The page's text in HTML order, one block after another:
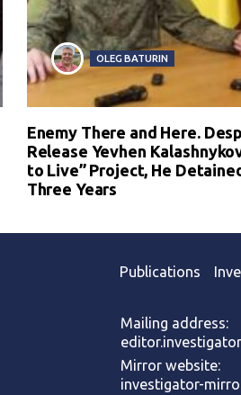
OLEG BATURIN
Enemy There and Here.
Release Yevhen
to Live” Project, He
Three Years
Publications
Mailing address:
Mirror website:
investigator-